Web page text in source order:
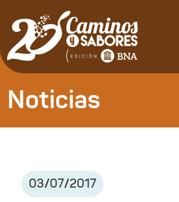
Noticias
03/07/2017